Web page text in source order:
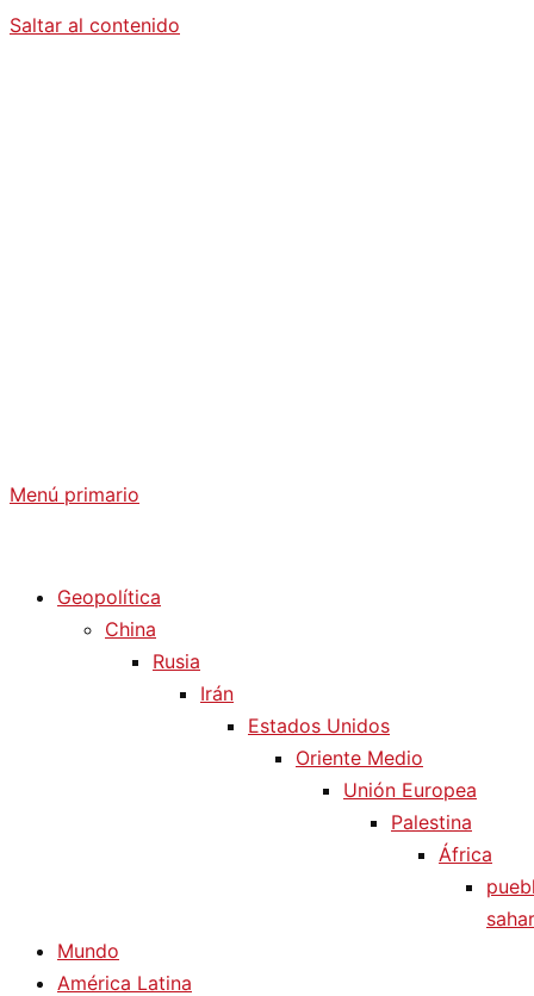
Saltar al contenido
Menú primario
Geopolítica
China
Rusia
Irán
Estados Unidos
Oriente Medio
Unión Europea
Palestina
África
Mundo
América Latina